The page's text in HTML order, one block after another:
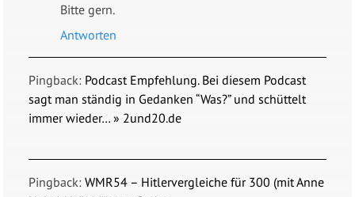
Bitte gern.
Antworten
Pingback: Podcast Empfehlung. Bei diesem Podcast
sagt man ständig in Gedanken “Was?” und schüttelt
immer wieder… » 2und20.de
Pingback:WMR54 – Hitlervergleiche für 300 (mit Anne